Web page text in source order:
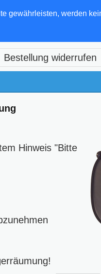
gewährleisten, werden
Bestellung widerrufen
Hinweis "Bitte